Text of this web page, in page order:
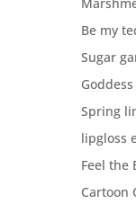
Be my
Sugar
Spring
lipgloss
Feel the
Cartoon